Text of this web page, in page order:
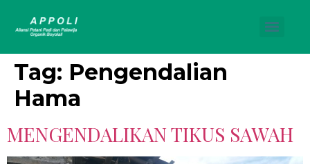
Tag: Pengendalian
Hama
MENGENDALIKAN TIKUS SAWAH